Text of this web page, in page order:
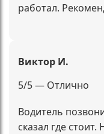
работал.
Виктор И.
5/5 — Отлично
Водитель
сказал где